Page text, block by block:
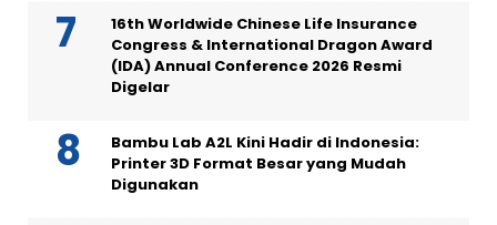
16th Worldwide Chinese Life Insurance
Congress & International Dragon Award
(IDA) Annual Conference 2026 Resmi
Digelar
Bambu Lab A2L Kini Hadir di Indonesia:
Printer 3D Format Besar yang Mudah
Digunakan